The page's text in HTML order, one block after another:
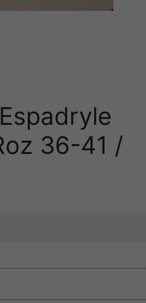
36-41 /